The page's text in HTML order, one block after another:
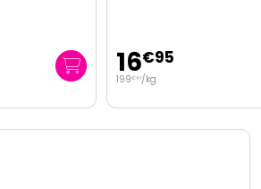
16€95
199 €41/kg